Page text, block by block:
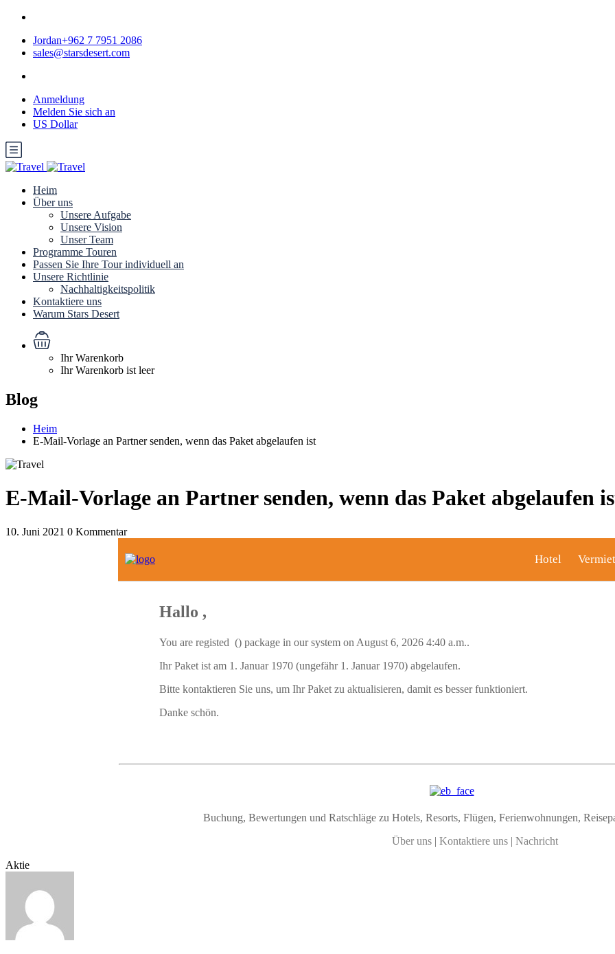
Jordan+962 7 7951 2086
sales@starsdesert.com
Anmeldung
Melden Sie sich an
US Dollar
Heim
Über uns
Unsere Aufgabe
Unsere Vision
Unser Team
Programme Touren
Passen Sie Ihre Tour individuell an
Unsere Richtlinie
Nachhaltigkeitspolitik
Kontaktiere uns
Warum Stars Desert
Ihr Warenkorb
Ihr Warenkorb ist leer
Blog
Heim
E-Mail-Vorlage an Partner senden, wenn das Paket abgelaufen ist
E-Mail-Vorlage an Partner senden, wenn das Paket abgelaufen
10. Juni 2021 0 Kommentar
Hotel
Hallo ,
You are registed () package in our system on August 6, 2026 4:40 a.m..
Ihr Paket ist am 1. Januar 1970 (ungefähr 1. Januar 1970) abgelaufen.
Bitte kontaktieren Sie uns, um Ihr Paket zu aktualisieren, damit es besser funktioniert.
Danke schön.
Buchung, Bewertungen und Ratschläge zu Hotels, Resorts, Flügen, Ferienwohnungen,
Über uns | Kontaktiere uns | Nachricht
Aktie